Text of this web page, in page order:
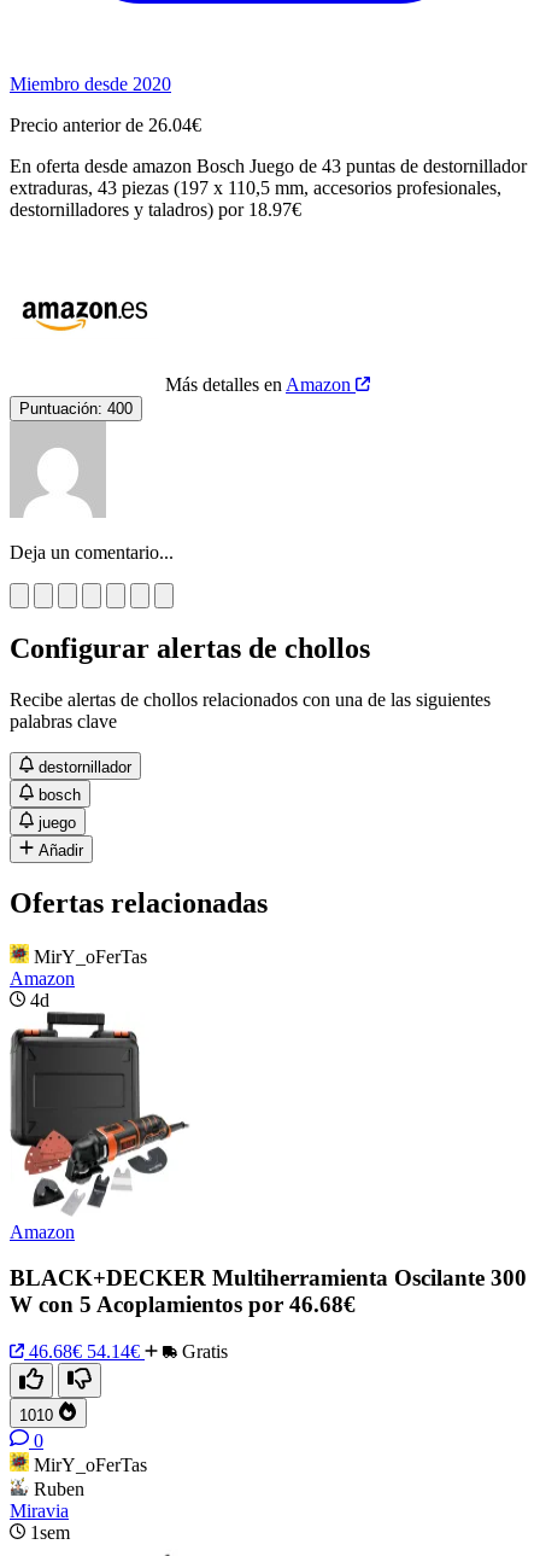
Miembro desde 2020
Precio anterior de 26.04€
En oferta desde amazon Bosch Juego de 43 puntas de destornillador
extraduras, 43 piezas (197 x 110,5 mm, accesorios profesionales,
destornilladores y taladros) por 18.97€
Más detalles en Amazon
Puntuación: 400
Deja un comentario...
Configurar alertas de chollos
Recibe alertas de chollos relacionados con una de las siguientes
palabras clave
destornillador
bosch
juego
Añadir
Ofertas relacionadas
MirY_oFerTas
Amazon
4d
Amazon
BLACK+DECKER Multiherramienta Oscilante 300
W con 5 Acoplamientos por 46.68€
46.68€ 54.14€ Gratis
1010
0
MirY_oFerTas
Ruben
Miravia
1sem